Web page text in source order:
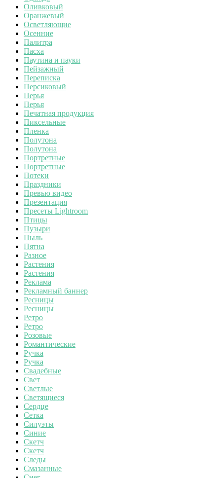
Оливковый
Оранжевый
Осветляющие
Осенние
Палитра
Пасха
Паутина и пауки
Пейзажный
Переписка
Персиковый
Перья
Перья
Печатная продукция
Пиксельные
Пленка
Полутона
Полутона
Портретные
Портретные
Потеки
Праздники
Превью видео
Презентация
Пресеты Lightroom
Птицы
Пузыри
Пыль
Пятна
Разное
Растения
Растения
Реклама
Рекламный баннер
Ресницы
Ресницы
Ретро
Ретро
Розовые
Романтические
Ручка
Ручка
Свадебные
Свет
Светлые
Светящиеся
Сердце
Сетка
Силуэты
Синие
Скетч
Скетч
Следы
Смазанные